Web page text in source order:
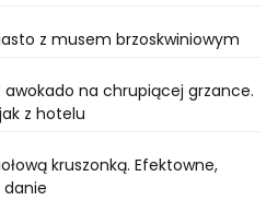
z musem brzoskwiniowym
na chrupiącej grzance.
z hotelu
kruszonką. Efektowne,